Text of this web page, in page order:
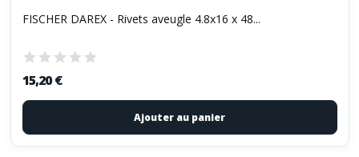
FISCHER DAREX - Rivets aveugle 4.8x16 x 48...
15,20 €
Ajouter au panier